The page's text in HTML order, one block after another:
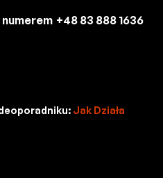
+48 83 888 1636
Jak Działa